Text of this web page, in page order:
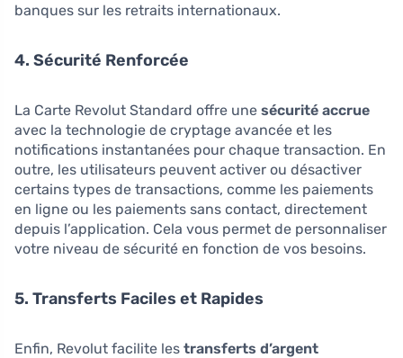
banques sur les retraits internationaux.
4. Sécurité Renforcée
La Carte Revolut Standard offre une sécurité accrue
avec la technologie de cryptage avancée et les
notifications instantanées pour chaque transaction. En
outre, les utilisateurs peuvent activer ou désactiver
certains types de transactions, comme les paiements
en ligne ou les paiements sans contact, directement
depuis l’application. Cela vous permet de personnaliser
votre niveau de sécurité en fonction de vos besoins.
5. Transferts Faciles et Rapides
Enfin, Revolut facilite les transferts d’argent